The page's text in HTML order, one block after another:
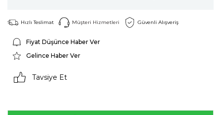
Hızlı Teslimat Müşteri Hizmetleri Güvenli Alışveriş
Fiyat Düşünce Haber Ver
Gelince Haber Ver
Tavsiye Et